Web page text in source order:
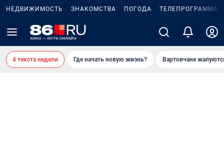
НЕДВИЖИМОСТЬ ЗНАКОМСТВА ПОГОДА ТЕЛЕПРОГРАММА
4 текста недели Где начать новую жизнь? Вартовчане